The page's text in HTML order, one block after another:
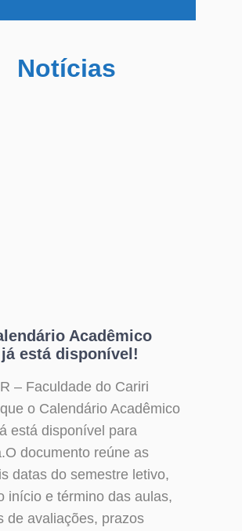
Notícias
Acadêmico
já está disponível!
– Faculdade do Cariri
o Calendário Acadêmico
está disponível para
documento reúne as
datas do semestre letivo,
início e término das aulas,
de avaliações, prazos